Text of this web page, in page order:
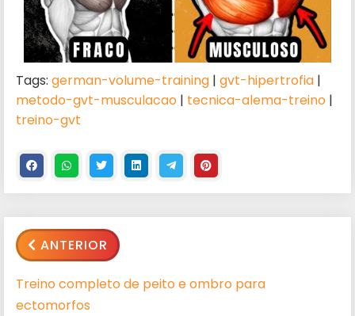
Tags: german-volume-training | gvt-hipertrofia |
metodo-gvt-musculacao | tecnica-alema-treino |
treino-gvt
ANTERIOR
Treino completo de peito e ombro para
ectomorfos